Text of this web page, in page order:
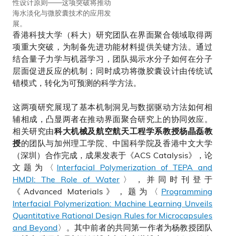
性设计原则——这项突破将推动
海水淡化与微胶囊技术的应用发
展。
香港科技大学（科大）研究团队在界面聚合领域取得两
项重大突破，为制备先进功能材料提供关键方法。通过
结合量子力学与机器学习，团队揭示水分子如何在分子
层面促进反应的机制；同时成功将微胶囊设计由传统试
错模式，转化为可预测的科学方法。
这两项研究展现了基本机制洞见与数据驱动方法如何相
辅相成，凸显两者在推动界面聚合研究上的协同效应。
相关研究由科大机械及航空航天工程学系教授杨晶磊教
授的团队与加州理工学院、中国科学院及香港中文大学
（深圳）合作完成，成果发表于《ACS Catalysis》，论
文题为〈 Interfacial Polymerization of TEPA and
HMDI: The Role of Water 〉，并同时刊登于
《Advanced Materials》，题为〈 Programming
Interfacial Polymerization: Machine Learning Unveils
Quantitative Rational Design Rules for Microcapsules
and Beyond〉。其中前者的共同第一作者为杨教授团队